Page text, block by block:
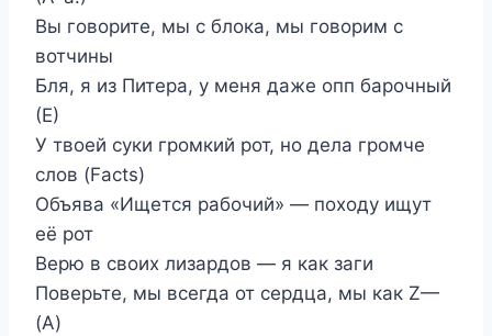
Вы говорите, мы с блока, мы говорим с
вотчины
Бля, я из Питера, у меня даже опп барочный
(Е)
У твоей суки громкий рот, но дела громче
слов (Facts)
Объява «Ищется рабочий» — походу ищут
её рот
Верю в своих лизардов — я как заги
Поверьте, мы всегда от сердца, мы как Z—
(А)